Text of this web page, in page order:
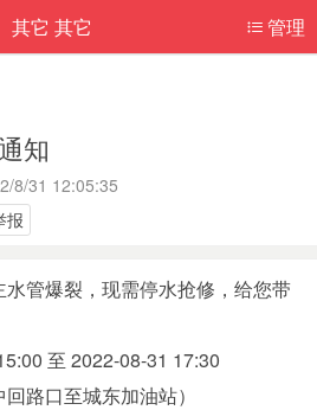
管理
其它 其它
知
8/31 12:05:35
报
管爆裂，现需停水抢修，给您带
至 2022-08-31 17:30
路口至城东加油站）